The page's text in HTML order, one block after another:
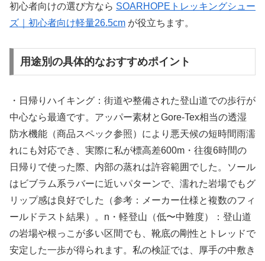
初心者向けの選び方なら SOARHOPEトレッキングシュー
ズ｜初心者向け軽量26.5cm が役立ちます。
用途別の具体的なおすすめポイント
・日帰りハイキング：街道や整備された登山道での歩行が
中心なら最適です。アッパー素材とGore-Tex相当の透湿
防水機能（商品スペック参照）により悪天候の短時間雨濡
れにも対応でき、実際に私が標高差600m・往復6時間の
日帰りで使った際、内部の蒸れは許容範囲でした。ソール
はビブラム系ラバーに近いパターンで、濡れた岩場でもグ
リップ感は良好でした（参考：メーカー仕様と複数のフィ
ールドテスト結果）。n・軽登山（低〜中難度）：登山道
の岩場や根っこが多い区間でも、靴底の剛性とトレッドで
安定した一歩が得られます。私の検証では、厚手の中敷き